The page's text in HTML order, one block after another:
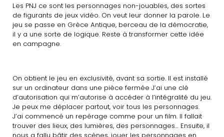
Les PNJ ce sont les personnages non-jouables, des sortes
de figurants de jeux vidéo. On veut leur donner la parole. Le
jeu se passe en Grèce Antique, berceau de la démocratie,
il y a une sorte de logique. Reste à transformer cette idée
en campagne.
On obtient le jeu en exclusivité, avant sa sortie. Il est installé
sur un ordinateur dans une pièce fermée J’ai une clé
d’autorisation qui m’autorise à accéder à l’intégralité du jeu.
Je peux me déplacer partout, voir tous les personnages.
J’ai commencé un repérage comme pour un film. Il fallait
trouver des lieux, des lumières, des personnages… Ensuite, il